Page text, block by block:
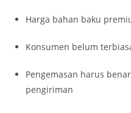
Harga bahan baku
Konsumen belum
Pengemasan harus
pengiriman